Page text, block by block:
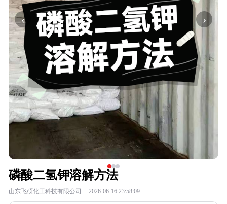
‹ ›
磷酸二氢钾溶解方法
山东飞硕化工科技有限公司 · 2026-06-16 23:58:09